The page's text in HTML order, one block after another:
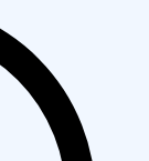
· Mesa de